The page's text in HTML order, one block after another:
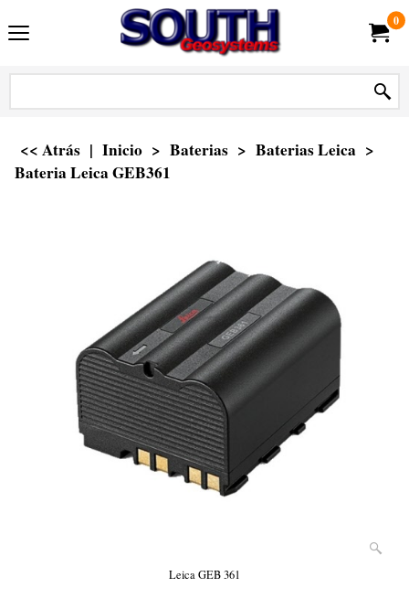
0
<< Atrás | Inicio > Baterias > Baterias Leica >
Bateria Leica GEB361
Leica GEB 361